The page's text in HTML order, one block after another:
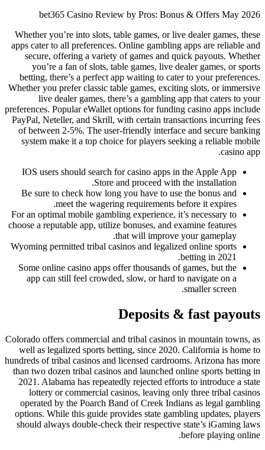
bet365 Casino Review by Pros: Bonus & Offers May 2026
Whether you’re into slots, table games, or live dealer games, these
apps cater to all preferences. Online gambling apps are reliable and
secure, offering a variety of games and quick payouts. Whether
you’re a fan of slots, table games, live dealer games, or sports
betting, there’s a perfect app waiting to cater to your preferences.
Whether you prefer classic table games, exciting slots, or immersive
live dealer games, there’s a gambling app that caters to your
preferences. Popular eWallet options for funding casino apps include
PayPal, Neteller, and Skrill, with certain transactions incurring fees
of between 2-5%. The user-friendly interface and secure banking
system make it a top choice for players seeking a reliable mobile
casino app.
IOS users should search for casino apps in the Apple App
Store and proceed with the installation.
Be sure to check how long you have to use the bonus and
meet the wagering requirements before it expires.
For an optimal mobile gambling experience, it’s necessary to
choose a reputable app, utilize bonuses, and examine features
that will improve your gameplay.
Wyoming permitted tribal casinos and legalized online sports
betting in 2021.
Some online casino apps offer thousands of games, but the
app can still feel crowded, slow, or hard to navigate on a
smaller screen.
Deposits & fast payouts
Colorado offers commercial and tribal casinos in mountain towns, as
well as legalized sports betting, since 2020. California is home to
hundreds of tribal casinos and licensed cardrooms. Arizona has more
than two dozen tribal casinos and launched online sports betting in
2021. Alabama has repeatedly rejected efforts to introduce a state
lottery or commercial casinos, leaving only three tribal casinos
operated by the Poarch Band of Creek Indians as legal gambling
options. While this guide provides state gambling updates, players
should always double-check their respective state’s iGaming laws
before playing online.